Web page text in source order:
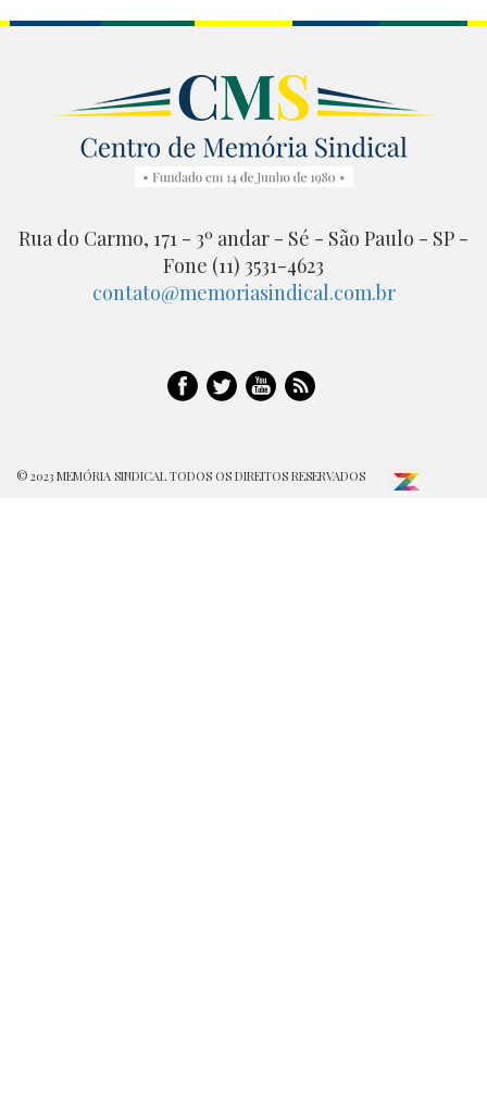
Rua do Carmo, 171 - 3º andar - Sé - São Paulo - SP -
Fone (11) 3531-4623
contato@memoriasindical.com.br
© 2023 MEMÓRIA SINDICAL TODOS OS DIREITOS RESERVADOS